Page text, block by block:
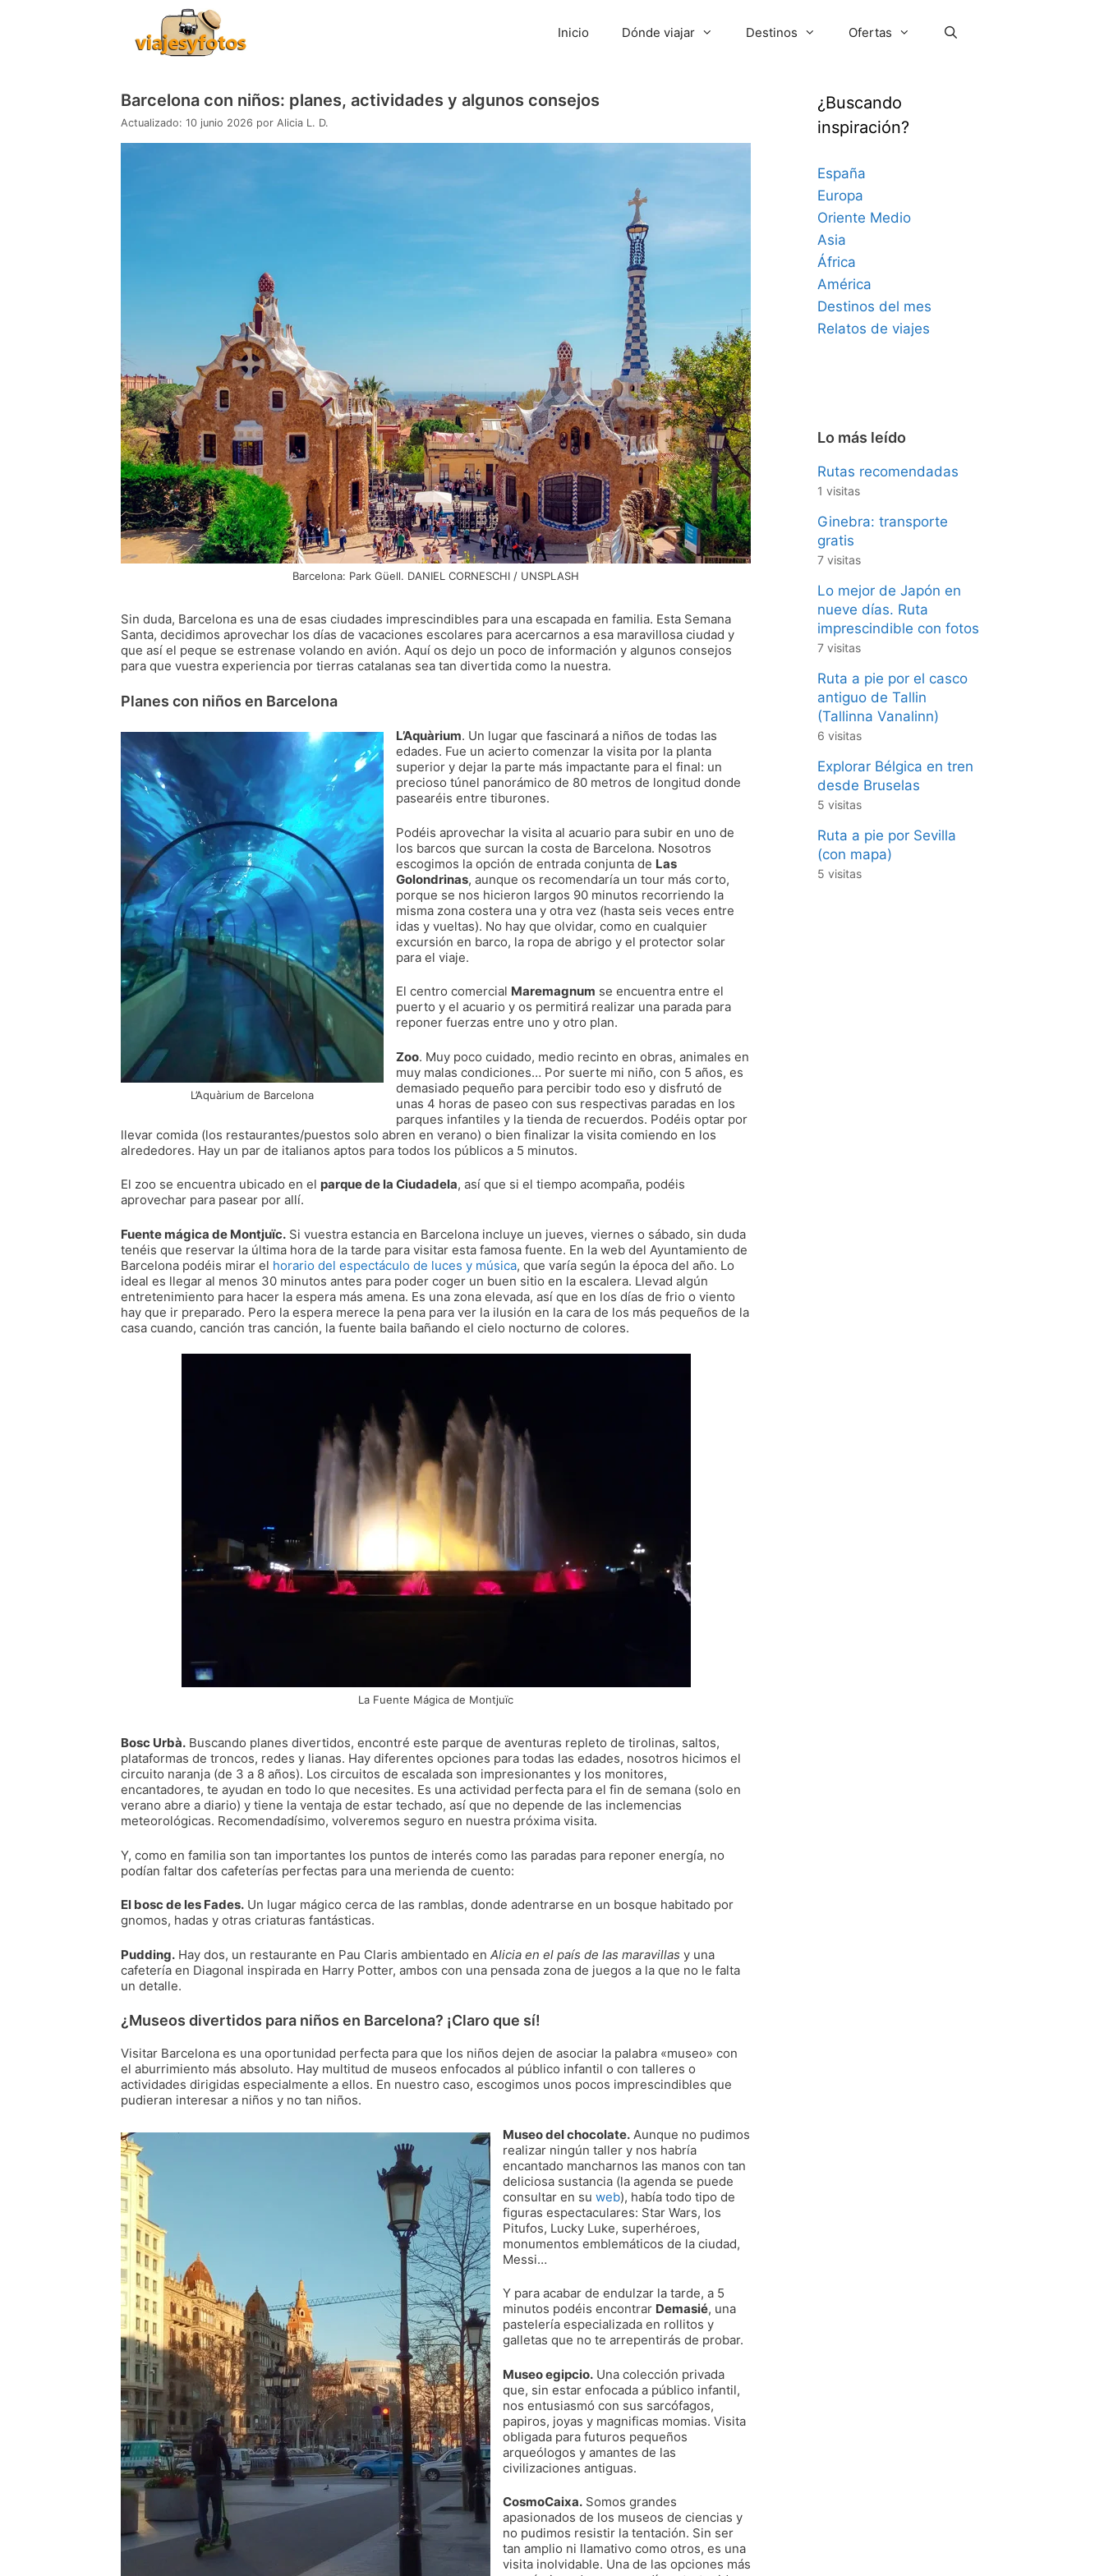
Inicio Dónde viajar Destinos Ofertas
Barcelona con niños: planes, actividades y algunos consejos
10 junio 2026 por Alicia L. D.
Barcelona: Park Güell. DANIEL CORNESCHI / UNSPLASH
Sin duda, Barcelona es una de esas ciudades imprescindibles para una escapada en familia. Esta Semana
Santa, decidimos aprovechar los días de vacaciones escolares para acercarnos a esa maravillosa ciudad y
que así el peque se estrenase volando en avión. Aquí os dejo un poco de información y algunos consejos
para que vuestra experiencia por tierras catalanas sea tan divertida como la nuestra.
Planes con niños en Barcelona
L’Aquàrium de Barcelona
L’Aquàrium. Un lugar que fascinará a niños de todas las
edades. Fue un acierto comenzar la visita por la planta
superior y dejar la parte más impactante para el final: un
precioso túnel panorámico de 80 metros de longitud donde
pasearéis entre tiburones.
Podéis aprovechar la visita al acuario para subir en uno de
los barcos que surcan la costa de Barcelona. Nosotros
escogimos la opción de entrada conjunta de Las
Golondrinas, aunque os recomendaría un tour más corto,
porque se nos hicieron largos 90 minutos recorriendo la
misma zona costera una y otra vez (hasta seis veces entre
idas y vueltas). No hay que olvidar, como en cualquier
excursión en barco, la ropa de abrigo y el protector solar
para el viaje.
El centro comercial Maremagnum se encuentra entre el
puerto y el acuario y os permitirá realizar una parada para
reponer fuerzas entre uno y otro plan.
Zoo. Muy poco cuidado, medio recinto en obras, animales en
muy malas condiciones… Por suerte mi niño, con 5 años, es
demasiado pequeño para percibir todo eso y disfrutó de
unas 4 horas de paseo con sus respectivas paradas en los
parques infantiles y la tienda de recuerdos. Podéis optar por
llevar comida (los restaurantes/puestos solo abren en verano) o bien finalizar la visita comiendo en los
alrededores. Hay un par de italianos aptos para todos los públicos a 5 minutos.
El zoo se encuentra ubicado en el parque de la Ciudadela, así que si el tiempo acompaña, podéis
aprovechar para pasear por allí.
Fuente mágica de Montjuïc. Si vuestra estancia en Barcelona incluye un jueves, viernes o sábado, sin duda
tenéis que reservar la última hora de la tarde para visitar esta famosa fuente. En la web del Ayuntamiento de
Barcelona podéis mirar el horario del espectáculo de luces y música, que varía según la época del año. Lo
ideal es llegar al menos 30 minutos antes para poder coger un buen sitio en la escalera. Llevad algún
entretenimiento para hacer la espera más amena. Es una zona elevada, así que en los días de frio o viento
hay que ir preparado. Pero la espera merece la pena para ver la ilusión en la cara de los más pequeños de la
casa cuando, canción tras canción, la fuente baila bañando el cielo nocturno de colores.
La Fuente Mágica de Montjuïc
Bosc Urbà. Buscando planes divertidos, encontré este parque de aventuras repleto de tirolinas, saltos,
plataformas de troncos, redes y lianas. Hay diferentes opciones para todas las edades, nosotros hicimos el
circuito naranja (de 3 a 8 años). Los circuitos de escalada son impresionantes y los monitores,
encantadores, te ayudan en todo lo que necesites. Es una actividad perfecta para el fin de semana (solo en
verano abre a diario) y tiene la ventaja de estar techado, así que no depende de las inclemencias
meteorológicas. Recomendadísimo, volveremos seguro en nuestra próxima visita.
Y, como en familia son tan importantes los puntos de interés como las paradas para reponer energía, no
podían faltar dos cafeterías perfectas para una merienda de cuento:
El bosc de les Fades. Un lugar mágico cerca de las ramblas, donde adentrarse en un bosque habitado por
gnomos, hadas y otras criaturas fantásticas.
Pudding. Hay dos, un restaurante en Pau Claris ambientado en Alicia en el país de las maravillas y una
cafetería en Diagonal inspirada en Harry Potter, ambos con una pensada zona de juegos a la que no le falta
un detalle.
¿Museos divertidos para niños en Barcelona? ¡Claro que sí!
Visitar Barcelona es una oportunidad perfecta para que los niños dejen de asociar la palabra «museo» con
el aburrimiento más absoluto. Hay multitud de museos enfocados al público infantil o con talleres o
actividades dirigidas especialmente a ellos. En nuestro caso, escogimos unos pocos imprescindibles que
pudieran interesar a niños y no tan niños.
Museo del chocolate. Aunque no pudimos
realizar ningún taller y nos habría
encantado mancharnos las manos con tan
deliciosa sustancia (la agenda se puede
consultar en su web), había todo tipo de
figuras espectaculares: Star Wars, los
Pitufos, Lucky Luke, superhéroes,
monumentos emblemáticos de la ciudad,
Messi…
Y para acabar de endulzar la tarde, a 5
minutos podéis encontrar Demasié, una
pastelería especializada en rollitos y
galletas que no te arrepentirás de probar.
Museo egipcio. Una colección privada
que, sin estar enfocada a público infantil,
nos entusiasmó con sus sarcófagos,
papiros, joyas y magnificas momias. Visita
obligada para futuros pequeños
arqueólogos y amantes de las
civilizaciones antiguas.
CosmoCaixa. Somos grandes
apasionados de los museos de ciencias y
no pudimos resistir la tentación. Sin ser
tan amplio ni llamativo como otros, es una
visita inolvidable. Una de las opciones más
¿Buscando
inspiración?
España
Europa
Oriente Medio
Asia
África
América
Destinos del mes
Relatos de viajes
Lo más leído
Rutas recomendadas
1 visitas
Ginebra: transporte
gratis
7 visitas
Lo mejor de Japón en
nueve días. Ruta
imprescindible con fotos
7 visitas
Ruta a pie por el casco
antiguo de Tallin
(Tallinna Vanalinn)
6 visitas
Explorar Bélgica en tren
desde Bruselas
5 visitas
Ruta a pie por Sevilla
(con mapa)
5 visitas